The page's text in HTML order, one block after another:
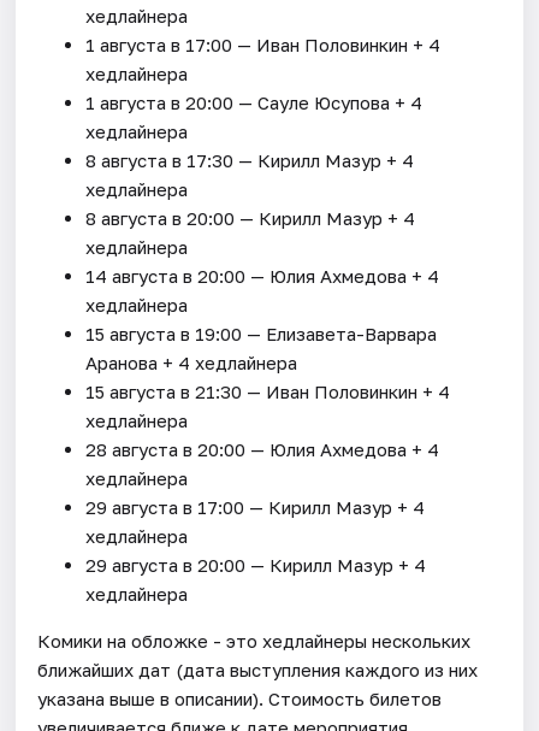
хедлайнера
1 августа в 17:00 — Иван Половинкин + 4
хедлайнера
1 августа в 20:00 — Сауле Юсупова + 4
хедлайнера
8 августа в 17:30 — Кирилл Мазур + 4
хедлайнера
8 августа в 20:00 — Кирилл Мазур + 4
хедлайнера
14 августа в 20:00 — Юлия Ахмедова + 4
хедлайнера
15 августа в 19:00 — Елизавета-Варвара
Аранова + 4 хедлайнера
15 августа в 21:30 — Иван Половинкин + 4
хедлайнера
28 августа в 20:00 — Юлия Ахмедова + 4
хедлайнера
29 августа в 17:00 — Кирилл Мазур + 4
хедлайнера
29 августа в 20:00 — Кирилл Мазур + 4
хедлайнера
Комики на обложке - это хедлайнеры нескольких
ближайших дат (дата выступления каждого из них
указана выше в описании). Стоимость билетов